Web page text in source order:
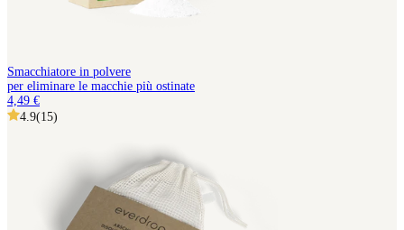
Smacchiatore in polvere
per eliminare le macchie più ostinate
4,49 €
4.9(15)